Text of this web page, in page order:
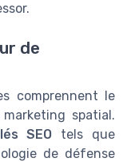
de
comprennent le
spatial.
SEO tels que
de défense